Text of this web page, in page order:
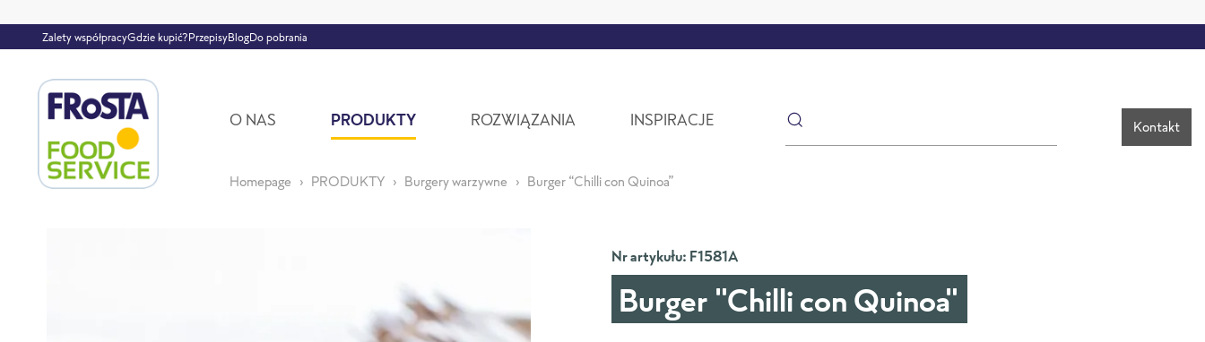
Zalety współpracyGdzie kupić?PrzepisyBlogDo pobrania
O NAS PRODUKTY ROZWIĄZANIA INSPIRACJE Kontakt
Homepage PRODUKTY Burgery warzywne Burger “Chilli con Quinoa”
Nr artykułu: F1581A
Burger "Chilli con Quinoa"